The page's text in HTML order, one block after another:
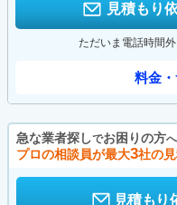
見積もり
ただいま電話時間
料金
急な業者探しでお困りの方へ
プロの相談員が最大3社の
見積もり